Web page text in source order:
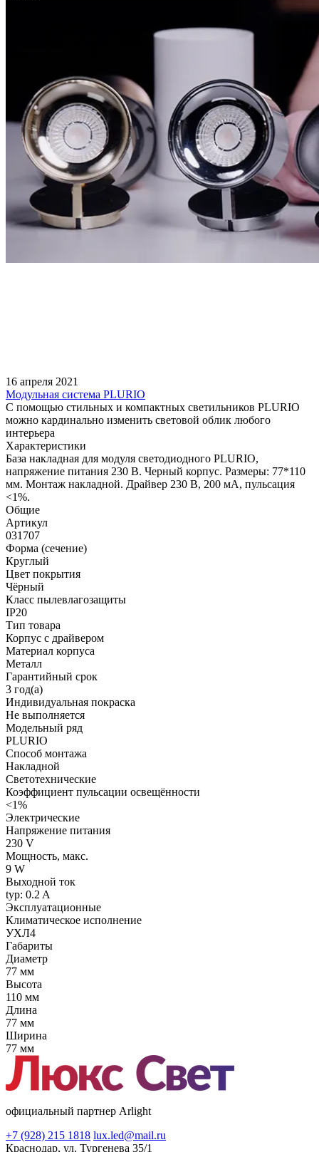
16 апреля 2021
Модульная система PLURIO
С помощью стильных и компактных светильников PLURIO
можно кардинально изменить световой облик любого
интерьера
Характеристики
База накладная для модуля светодиодного PLURIO,
напряжение питания 230 В. Черный корпус. Размеры: 77*110
мм. Монтаж накладной. Драйвер 230 В, 200 мА, пульсация
<1%.
Общие
Артикул
031707
Форма (сечение)
Круглый
Цвет покрытия
Чёрный
Класс пылевлагозащиты
IP20
Тип товара
Корпус с драйвером
Материал корпуса
Металл
Гарантийный срок
3 год(а)
Индивидуальная покраска
Не выполняется
Модельный ряд
PLURIO
Способ монтажа
Накладной
Светотехнические
Коэффициент пульсации освещённости
<1%
Электрические
Напряжение питания
230 V
Мощность, макс.
9 W
Выходной ток
typ: 0.2 A
Эксплуатационные
Климатическое исполнение
УХЛ4
Габариты
Диаметр
77 мм
Высота
110 мм
Длина
77 мм
Ширина
77 мм
официальный партнер Arlight
+7 (928) 215 1818 lux.led@mail.ru
Краснодар, ул. Тургенева 35/1